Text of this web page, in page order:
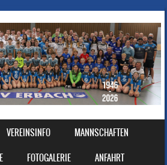
VEREINSINFO
MANNSCHAFTEN
FOTOGALERIE
ANFAHRT